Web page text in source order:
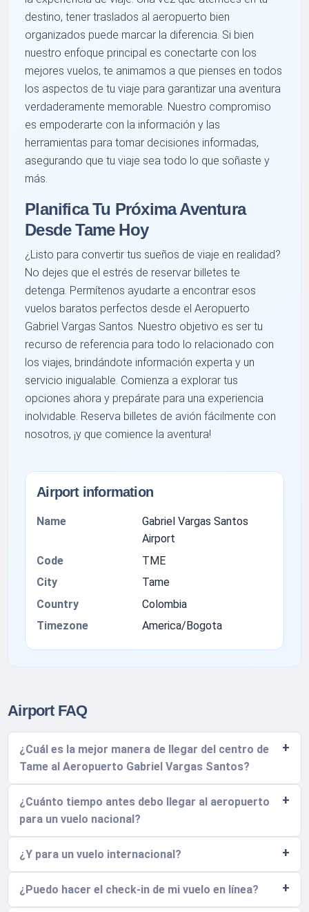
destino, tener traslados al aeropuerto bien
organizados puede marcar la diferencia. Si bien
nuestro enfoque principal es conectarte con los
mejores vuelos, te animamos a que pienses en todos
los aspectos de tu viaje para garantizar una aventura
verdaderamente memorable. Nuestro compromiso
es empoderarte con la información y las
herramientas para tomar decisiones informadas,
asegurando que tu viaje sea todo lo que soñaste y
más.
Planifica Tu Próxima Aventura
Desde Tame Hoy
¿Listo para convertir tus sueños de viaje en realidad?
No dejes que el estrés de reservar billetes te
detenga. Permítenos ayudarte a encontrar esos
vuelos baratos perfectos desde el Aeropuerto
Gabriel Vargas Santos. Nuestro objetivo es ser tu
recurso de referencia para todo lo relacionado con
los viajes, brindándote información experta y un
servicio inigualable. Comienza a explorar tus
opciones ahora y prepárate para una experiencia
inolvidable. Reserva billetes de avión fácilmente con
nosotros, ¡y que comience la aventura!
Airport information
Name
Gabriel Vargas Santos
Airport
Code
TME
City
Tame
Country
Colombia
Timezone
America/Bogota
Airport FAQ
¿Cuál es la mejor manera de llegar del centro de
Tame al Aeropuerto Gabriel Vargas Santos?
¿Cuánto tiempo antes debo llegar al aeropuerto
para un vuelo nacional?
¿Y para un vuelo internacional?
¿Puedo hacer el check-in de mi vuelo en línea?